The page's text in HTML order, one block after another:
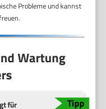
Probleme und kannst
Wartung
für